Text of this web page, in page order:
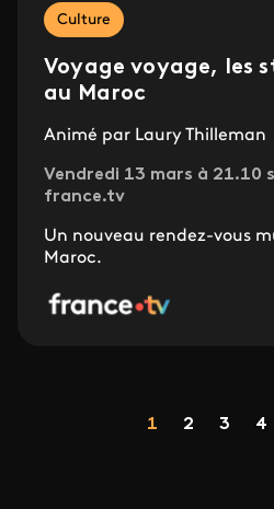
Culture
Voyage voyage, les
au Maroc
Animé par Laury Thilleman
Vendredi 13 mars à 21.10
france.tv
Un nouveau rendez-vous
Maroc.
Page
1 Page
2 Page
3 4